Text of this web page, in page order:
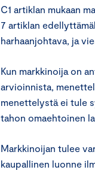
C1 artiklan mukaan
7 artiklan
harhaanjohtava, ja
Kun markkinoija on
arvioinnista,
menettelystä ei tule
tahon omaehtoinen
Markkinoijan tulee
kaupallinen luonne